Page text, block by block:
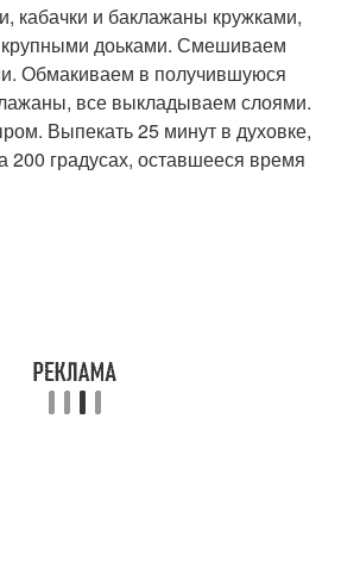
кабачки и баклажаны кружками,
доьками. Смешиваем
Обмакиваем в получившуюся
все выкладываем слоями.
Выпекать 25 минут в духовке,
200 градусах, оставшееся время